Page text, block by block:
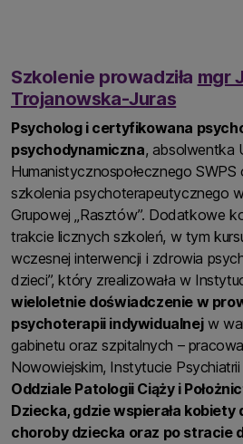
Szkolenie prowadziła mgr
Trojanowska-Juras
Psycholog i certyfikowana
psychodynamiczna, absolwentka
Humanistycznospołecznego
szkolenia psychoterapeutycznego
Grupowej „Rasztów”. Dodatkowe
trakcie licznych szkoleń, w tym
wczesnej interwencji i zdrowia
dzieci”, który zrealizowała w
wieloletnie doświadczenie w
psychoterapii indywidualnejw
gabinetu oraz szpitalnych –
Nowowiejskim, Instytucie
Oddziale Patologii Ciąży i
Dziecka, gdzie wspierała
choroby dziecka oraz po stracie